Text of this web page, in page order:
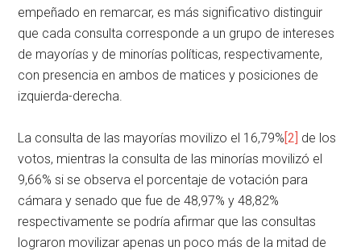
empeñado en remarcar, es más significativo distinguir
que cada consulta corresponde a un grupo de intereses
de mayorías y de minorías políticas, respectivamente,
con presencia en ambos de matices y posiciones de
izquierda-derecha.
La consulta de las mayorías movilizo el 16,79%[2] de los
votos, mientras la consulta de las minorías movilizó el
9,66% si se observa el porcentaje de votación para
cámara y senado que fue de 48,97% y 48,82%
respectivamente se podría afirmar que las consultas
lograron movilizar apenas un poco más de la mitad de